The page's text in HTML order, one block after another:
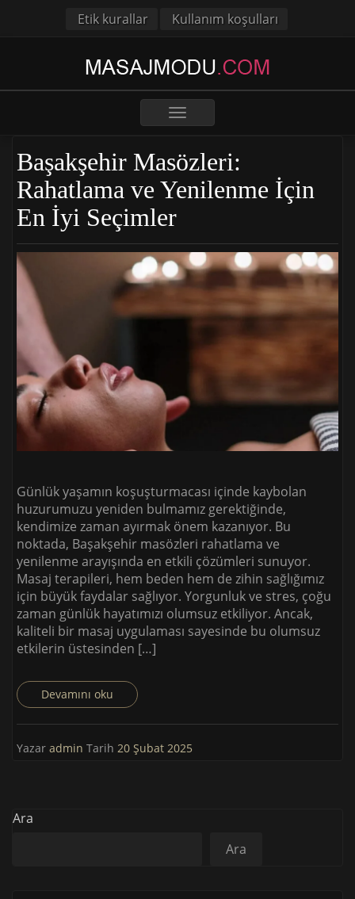
Etik kurallar Kullanım koşulları
Toggle
Başakşehir Masözleri:
Rahatlama ve Yenilenme İçin
En İyi Seçimler
Günlük yaşamın koşuşturmacası içinde kaybolan
huzurumuzu yeniden bulmamız gerektiğinde,
kendimize zaman ayırmak önem kazanıyor. Bu
noktada, Başakşehir masözleri rahatlama ve
yenilenme arayışında en etkili çözümleri sunuyor.
Masaj terapileri, hem beden hem de zihin sağlığımız
için büyük faydalar sağlıyor. Yorgunluk ve stres, çoğu
zaman günlük hayatımızı olumsuz etkiliyor. Ancak,
kaliteli bir masaj uygulaması sayesinde bu olumsuz
etkilerin üstesinden […]
Devamını oku
Yazar admin Tarih 20 Şubat 2025
Ara
Ara